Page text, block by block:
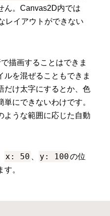
ん。Canvas2D内では
レイアウトができない
描画することはできま
ルを混ぜることもできま
だけ太字にするとか、色
にできないわけです。
ような範囲に応じた自動
x: 50 y: 100の位
。